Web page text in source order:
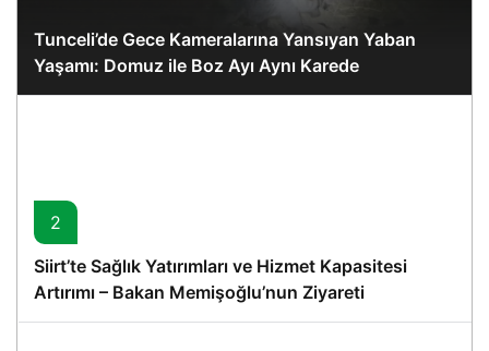
Tunceli’de Gece Kameralarına Yansıyan Yaban
Yaşamı: Domuz ile Boz Ayı Aynı Karede
2
Siirt’te Sağlık Yatırımları ve Hizmet Kapasitesi
Artırımı – Bakan Memişoğlu’nun Ziyareti